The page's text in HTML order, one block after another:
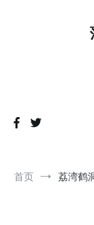
首页 荔湾鹤